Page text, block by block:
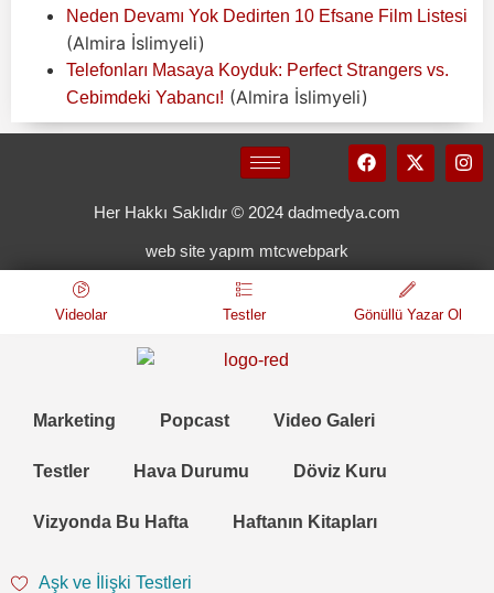
Neden Devamı Yok Dedirten 10 Efsane Film Listesi
(Almira İslimyeli)
Telefonları Masaya Koyduk: Perfect Strangers vs.
Cebimdeki Yabancı! (Almira İslimyeli)
Her Hakkı Saklıdır © 2024 dadmedya.com
web site yapım mtcwebpark
Videolar Testler Gönüllü Yazar Ol
Marketing Popcast Video Galeri
Testler Hava Durumu Döviz Kuru
Vizyonda Bu Hafta Haftanın Kitapları
Aşk ve İlişki Testleri